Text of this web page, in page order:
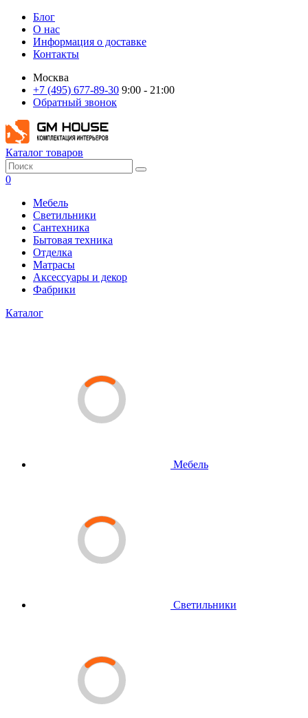
Блог
О нас
Информация о доставке
Контакты
Москва
+7 (495) 677-89-30 9:00 - 21:00
Обратный звонок
Каталог товаров
0
Мебель
Светильники
Сантехника
Бытовая техника
Отделка
Матрасы
Аксессуары и декор
Фабрики
Каталог
Мебель
Светильники